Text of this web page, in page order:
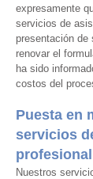
expresamente
servicios de
presentación de
renovar el
ha sido
costos del
Puesta en
servicios
profesional
Nuestros